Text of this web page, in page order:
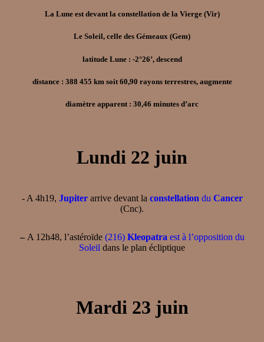
La Lune est devant la constellation de la Vierge (Vir)
Le Soleil, celle des Gémeaux (Gem)
latitude Lune : -2°26’, descend
distance : 388 455 km soit 60,90 rayons terrestres, augmente
diamètre apparent : 30,46 minutes d’arc
Lundi 22 juin
- A 4h19, Jupiterarrive devant la constellation du Cancer
(Cnc).
–A 12h48, l’astéroïde (216) Kleopatra est à l’opposition du
Soleil dans le plan écliptique
Mardi 23 juin